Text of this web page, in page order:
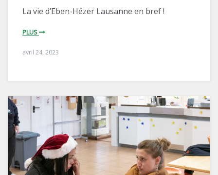
La vie d’Eben-Hézer Lausanne en bref !
PLUS
avril 24, 2023